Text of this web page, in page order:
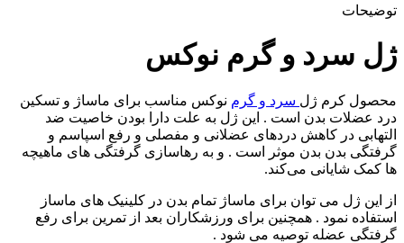
توضیحات
ژل سرد و گرم نوکس
محصول کرم ژل سرد و گرم نوکس مناسب برای ماساژ و تسکین
درد عضلات بدن است . این ژل به علت دارا بودن خاصیت ضد
التهابی در کاهش دردهای عضلانی و مفصلی و رفع اسپاسم و
گرفتگی بدن بدن موثر است . و به رهاسازی گرفتگی‌ های ماهیچه‌
ها کمک شایانی می‌کند.
از این ژل می توان برای ماساژ تمام بدن در کلینیک های ماساز
استفاده نمود . همچنین برای ورزشکاران بعد از تمرین برای رفع
گرفتگی عضله توصیه می شود .